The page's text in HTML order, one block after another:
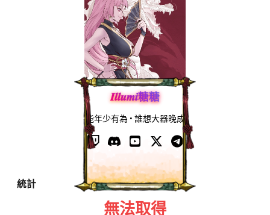
𝑰𝒍𝒍𝒖𝒎𝒊糖糖
能年少有為 • 誰想大器晚成
統計
無法取得